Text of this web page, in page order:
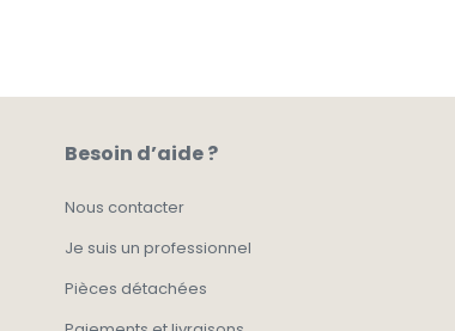
Besoin d’aide ?
Nous contacter
Je suis un professionnel
Pièces détachées